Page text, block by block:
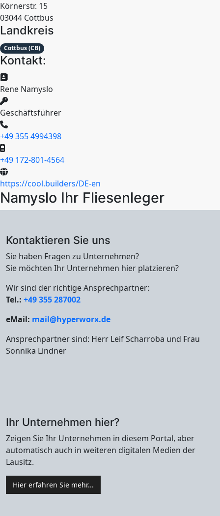
Körnerstr. 15
03044 Cottbus
Landkreis
Cottbus (CB)
Kontakt:
Rene Namyslo
Geschäftsführer
+49 355 4994398
+49 172-801-4564
https://cool.builders/DE-en
Namyslo Ihr Fliesenleger
Kontaktieren Sie uns
Sie haben Fragen zu Unternehmen?
Sie möchten Ihr Unternehmen hier platzieren?
Wir sind der richtige Ansprechpartner:
Tel.: +49 355 287002
eMail: mail@hyperworx.de
Ansprechpartner sind: Herr Leif Scharroba und Frau
Sonnika Lindner
Ihr Unternehmen hier?
Zeigen Sie Ihr Unternehmen in diesem Portal, aber
automatisch auch in weiteren digitalen Medien der
Lausitz.
Hier erfahren Sie mehr...